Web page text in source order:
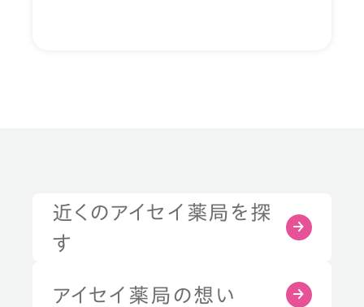
近くのアイセイ薬局を探
す
アイセイ薬局の想い